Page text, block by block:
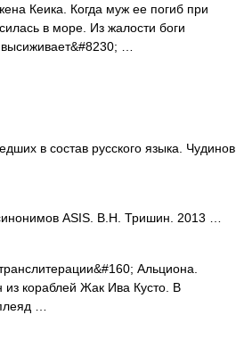
Кеика. Когда муж ее погиб при
в море. Из жалости боги
…
в состав русского языка. Чудинов
ASIS. В.Н. Тришин. 2013 …
Альциона.
из кораблей Жак Ива Кусто. В
…